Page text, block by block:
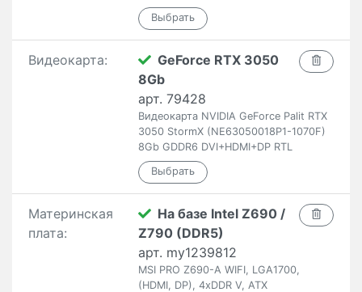
Видеокарта:
GeForce RTX 3050
8Gb
арт. 79428
Видеокарта NVIDIA GeForce Palit RTX
3050 StormX (NE63050018P1-1070F)
8Gb GDDR6 DVI+HDMI+DP RTL
Материнская
плата:
На базе Intel Z690 /
Z790 (DDR5)
арт. my1239812
MSI PRO Z690-A WIFI, LGA1700,
(HDMI, DP), 4xDDR V, ATX